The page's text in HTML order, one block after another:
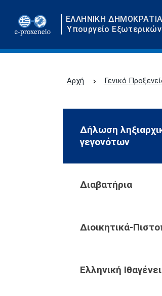
ΕΛΛΗΝΙΚΗ ΔΗΜΟΚΡΑΤΙΑ
Υπουργείο Εξωτερικών
Αρχή Γενικό
Δήλωση
γεγονότων
Διαβατήρια
Διοικητικά-
Ελληνική